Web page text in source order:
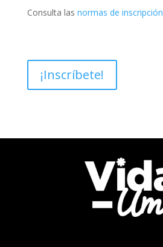
Consulta las normas de inscripción
¡Inscríbete!